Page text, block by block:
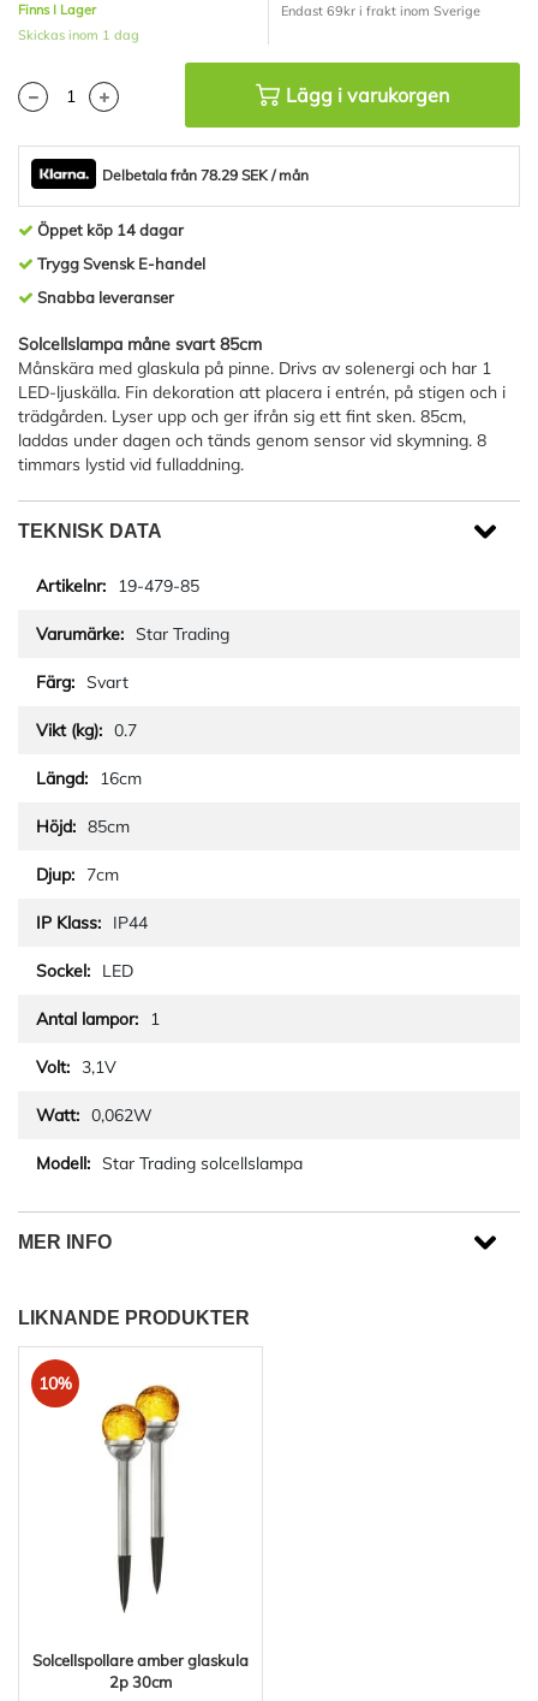
Finns I Lager
Skickas inom 1 dag
Endast 69kr i frakt inom Sverige
Lägg i varukorgen
Delbetala från 78.29 SEK / mån
Öppet köp 14 dagar
Trygg Svensk E-handel
Snabba leveranser
Solcellslampa måne svart 85cm
Månskära med glaskula på pinne. Drivs av solenergi och har 1
LED-ljuskälla. Fin dekoration att placera i entrén, på stigen och i
trädgården. Lyser upp och ger ifrån sig ett fint sken. 85cm,
laddas under dagen och tänds genom sensor vid skymning. 8
timmars lystid vid fulladdning.
TEKNISK DATA
19-479-85
Star Trading
Svart
0.7
16cm
85cm
7cm
IP44
LED
1
3,1V
0,062W
Star Trading solcellslampa
MER INFO
LIKNANDE PRODUKTER
10%
Solcellspollare amber glaskula
2p 30cm